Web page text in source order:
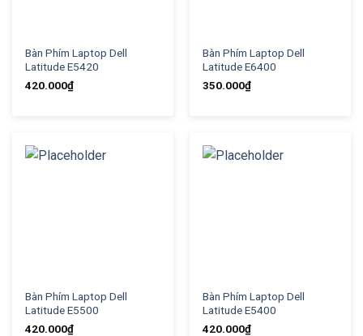
Bàn Phím Laptop Dell
Latitude E5420
420.000₫
Bàn Phím Laptop Dell
Latitude E6400
350.000₫
Bàn Phím Laptop Dell
Latitude E5500
420.000₫
Bàn Phím Laptop Dell
Latitude E5400
420.000₫